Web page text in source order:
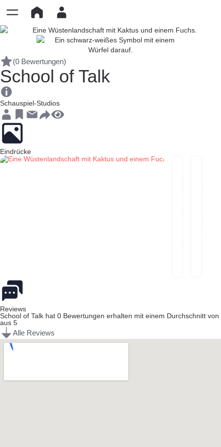
(0 Bewertungen)
School of Talk
Schauspiel-Studios
Eindrücke
Reviews
School of Talk hat 0 Bewertungen erhalten mit einem Durchschnitt von
aus 5
Alle Reviews